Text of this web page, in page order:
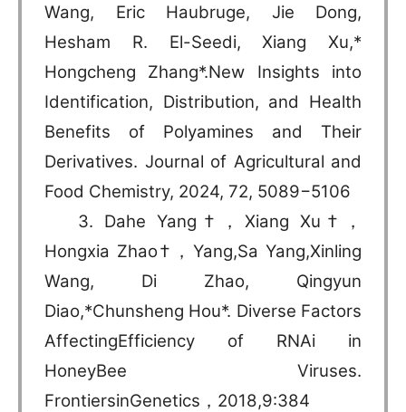
Wang, Eric Haubruge, Jie Dong,
Hesham R. El-Seedi, Xiang Xu,*
Hongcheng Zhang*.New Insights into
Identification, Distribution, and Health
Benefits of Polyamines and Their
Derivatives. Journal of Agricultural and
Food Chemistry, 2024, 72, 5089−5106
3. Dahe Yang†，Xiang Xu†，
Hongxia Zhao†，Yang,Sa Yang,Xinling
Wang, Di Zhao, Qingyun
Diao,*Chunsheng Hou*. Diverse Factors
AffectingEfficiency of RNAi in
HoneyBee Viruses.
FrontiersinGenetics，2018,9:384